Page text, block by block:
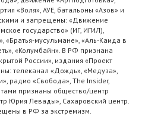
«Воля», АУЕ, батальоны «Азов» и
и запрещены: «Движение
государство» (ИГ, ИГИЛ),
мусульмане», «Аль-Каида в
«Колумбайн». В РФ признана
России», издания «Проект
телеканал «Дождь», «Медуза»,
радио «Свобода», The Insider,
признаны общество/центр
Юрия Левады», Сахаровский центр.
в РФ за экстремизм.